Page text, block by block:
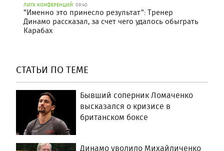
ЛИГА КОНФЕРЕНЦИЙ 09:40
"Именно это принесло результат": Тренер
Динамо рассказал, за счет чего удалось обыграть
Карабах
СТАТЬИ ПО ТЕМЕ
Бывший соперник Ломаченко
высказался о кризисе в
британском боксе
Динамо уволило Михайличенко